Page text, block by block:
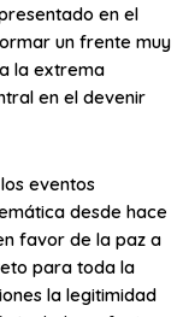
en el
un frente muy
la extrema
en el devenir
eventos
desde hace
favor de la paz a
para toda la
la legitimidad